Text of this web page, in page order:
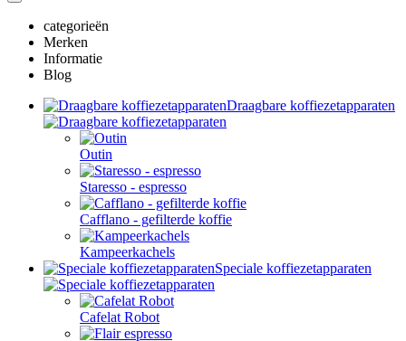
categorieën
Merken
Informatie
Blog
Draagbare koffiezetapparaten
Outin
Staresso - espresso
Cafflano - gefilterde koffie
Kampeerkachels
Speciale koffiezetapparaten
Cafelat Robot